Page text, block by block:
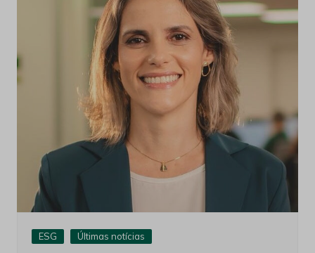
ESG Últimas notícias